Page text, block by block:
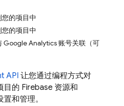
您的项目中
您的项目中
Google Analytics 账号关联（可
API 让您通过编程方式对
目的 Firebase 资源和
和管理。